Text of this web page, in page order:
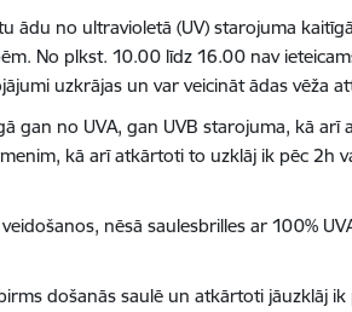
ādu no ultravioletā (UV) starojuma
No plkst. 10.00 līdz 16.00 nav
uzkrājas un var veicināt ādas vēža
gan no UVA, gan UVB starojuma, kā arī
kā arī atkārtoti to uzklāj ik pēc 2h
nēsā saulesbrilles ar 100%
došanās saulē un atkārtoti jāuzklāj ik